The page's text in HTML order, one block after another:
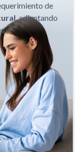
de
, adjuntando
.